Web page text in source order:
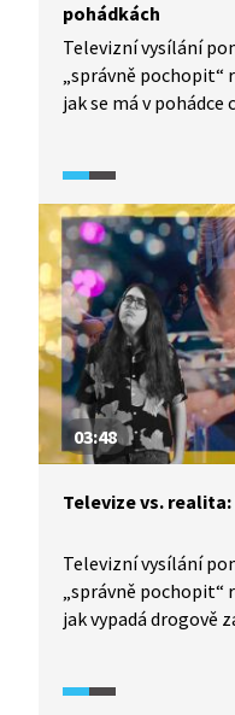
pohádkách
Televizní vysílání
„správně pochopit“
jak se má v
TeleRevize 2.0.
03:48
Televize vs.
Televizní vysílání
„správně pochopit“
jak vypadá drogově
popisu takových